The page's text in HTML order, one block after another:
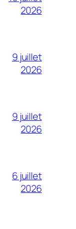
2026
9 juillet
2026
9 juillet
2026
6 juillet
2026